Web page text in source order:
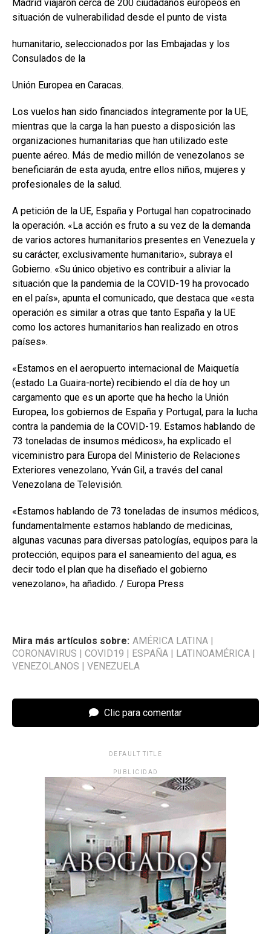
Madrid viajaron cerca de 200 ciudadanos europeos en
situación de vulnerabilidad desde el punto de vista
humanitario, seleccionados por las Embajadas y los
Consulados de la
Unión Europea en Caracas.
Los vuelos han sido financiados íntegramente por la UE,
mientras que la carga la han puesto a disposición las
organizaciones humanitarias que han utilizado este
puente aéreo. Más de medio millón de venezolanos se
beneficiarán de esta ayuda, entre ellos niños, mujeres y
profesionales de la salud.
A petición de la UE, España y Portugal han copatrocinado
la operación. «La acción es fruto a su vez de la demanda
de varios actores humanitarios presentes en Venezuela y
su carácter, exclusivamente humanitario», subraya el
Gobierno. «Su único objetivo es contribuir a aliviar la
situación que la pandemia de la COVID-19 ha provocado
en el país», apunta el comunicado, que destaca que «esta
operación es similar a otras que tanto España y la UE
como los actores humanitarios han realizado en otros
países».
«Estamos en el aeropuerto internacional de Maiquetía
(estado La Guaira-norte) recibiendo el día de hoy un
cargamento que es un aporte que ha hecho la Unión
Europea, los gobiernos de España y Portugal, para la lucha
contra la pandemia de la COVID-19. Estamos hablando de
73 toneladas de insumos médicos», ha explicado el
viceministro para Europa del Ministerio de Relaciones
Exteriores venezolano, Yván Gil, a través del canal
Venezolana de Televisión.
«Estamos hablando de 73 toneladas de insumos médicos,
fundamentalmente estamos hablando de medicinas,
algunas vacunas para diversas patologías, equipos para la
protección, equipos para el saneamiento del agua, es
decir todo el plan que ha diseñado el gobierno
venezolano», ha añadido. / Europa Press
Mira más artículos sobre: AMÉRICA LATINA
CORONAVIRUS
COVID19 ESPAÑA LATINOAMÉRICA
VENEZOLANOS
VENEZUELA
Clic para comentar
DEFAULT TITLE
PUBLICIDAD